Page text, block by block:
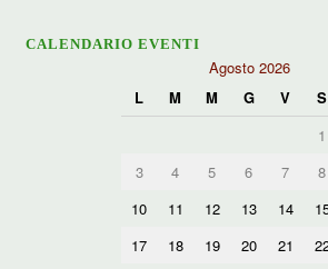
CALENDARIO EVENTI
Agosto 2026
L
M M G V S
1
3
4 5 6 7 8
10 11 12 13 14
17
18 19 20 21